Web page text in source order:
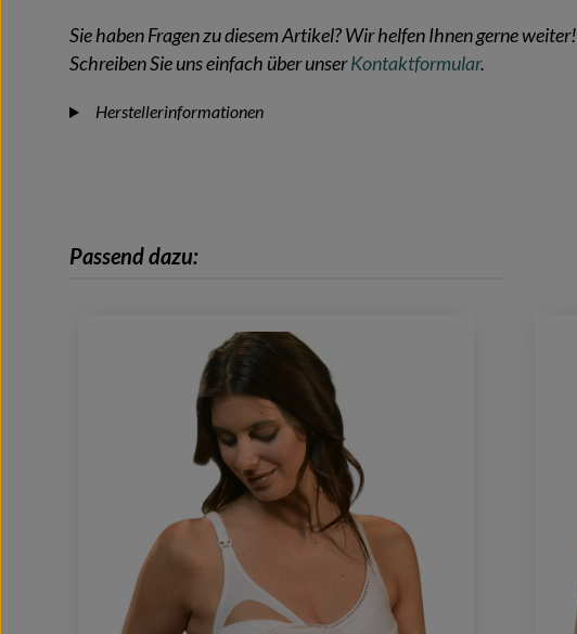
Sie haben Fragen zu diesem Artikel? Wir helfen Ihnen gerne weiter!
Schreiben Sie uns einfach über unserKontaktformular.
Herstellerinformationen
Passend dazu: